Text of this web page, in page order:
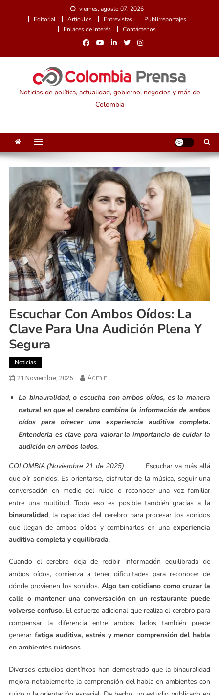
viernes, agosto 07, 2026
Editorial
Artículos Entrevistas
Publirreportajes
Enlaces de interés
Contáctenos
Noticias de política, actualidad, gobierno, negocios y más de
Colombia
Escuchar Con Ambos Oídos: La
Clave Para Una Audición Plena Y
Segura
Noticias
21 Noviembre, 2025 Admin
La binauralidad, o escucha con ambos oídos, es la manera
natural en que el cerebro combina la información de ambos
oídos para ofrecer una experiencia auditiva completa.
Entenderla es clave para valorar la importancia de cuidar la
audición en ambos lados.
COLOMBIA (Noviembre 21 de 2025). Escuchar va más allá
que oír sonidos. Es orientarse, disfrutar de la música, seguir una
conversación en medio del ruido o reconocer una voz familiar
entre una multitud. Todo eso es posible también gracias a la
binauralidad, la capacidad del cerebro para procesar los sonidos
que llegan de ambos oídos y combinarlos en una experiencia
auditiva completa y equilibrada.
Cuando el cerebro deja de recibir información equilibrada de
ambos oídos, comienza a tener dificultades para reconocer de
dónde provienen los sonidos.Algo tan cotidiano como cruzar la
calle o mantener una conversación en un restaurante puede
volverse confuso. El esfuerzo adicional que realiza el cerebro para
compensar la diferencia entre ambos lados también puede
generar fatiga auditiva, estrés y menor comprensión del habla
en ambientes ruidosos.
Diversos estudios científicos han demostrado que la binauralidad
mejora notablemente la comprensión del habla en ambientes con